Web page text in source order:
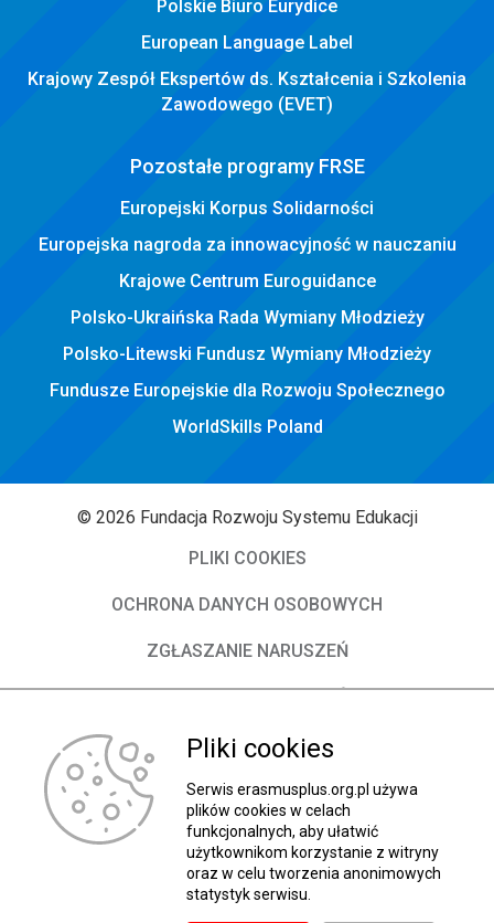
Polskie Biuro Eurydice
European Language Label
Krajowy Zespół Ekspertów ds. Kształcenia i Szkolenia
Zawodowego (EVET)
Pozostałe programy FRSE
Europejski Korpus Solidarności
Europejska nagroda za innowacyjność w nauczaniu
Krajowe Centrum Euroguidance
Polsko-Ukraińska Rada Wymiany Młodzieży
Polsko-Litewski Fundusz Wymiany Młodzieży
Fundusze Europejskie dla Rozwoju Społecznego
WorldSkills Poland
© 2026 Fundacja Rozwoju Systemu Edukacji
PLIKI COOKIES
OCHRONA DANYCH OSOBOWYCH
ZGŁASZANIE NARUSZEŃ
DEKLARACJA DOSTĘPNOŚCI
O Fundacji
Władze FRSE
Kontakt
BIP
Pliki cookies
Serwis erasmusplus.org.pl używa
plików cookies w celach
funkcjonalnych, aby ułatwić
użytkownikom korzystanie z witryny
oraz w celu tworzenia anonimowych
statystyk serwisu.